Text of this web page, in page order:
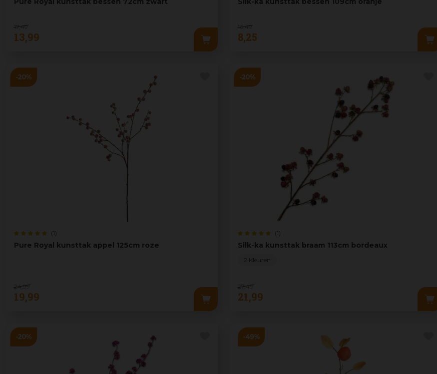
17 49
13,99
16, 49
8,25
Pure Royal kunsttak appel 125cm roze
(1)
24 99
19,99
Silk-ka kunsttak braam 113cm bordeaux
(1)
27, 49
21,99
2 Kleuren